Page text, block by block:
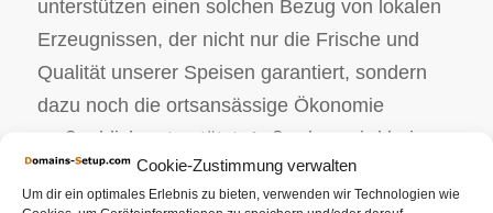
Cookie-Zustimmung verwalten
Um dir ein optimales Erlebnis zu bieten, verwenden wir Technologien wie
unterstützen einen solchen Bezug von lokalen
Erzeugnissen, der nicht nur die Frische und
Qualität unserer Speisen garantiert, sondern
dazu noch die ortsansässige Ökonomie
maßgeblich unterstützt. Außerdem wird bei
diesem Partyservice Fürth Dienstleister große
Bedeutung bezüglich Frische gelegt. Unsere